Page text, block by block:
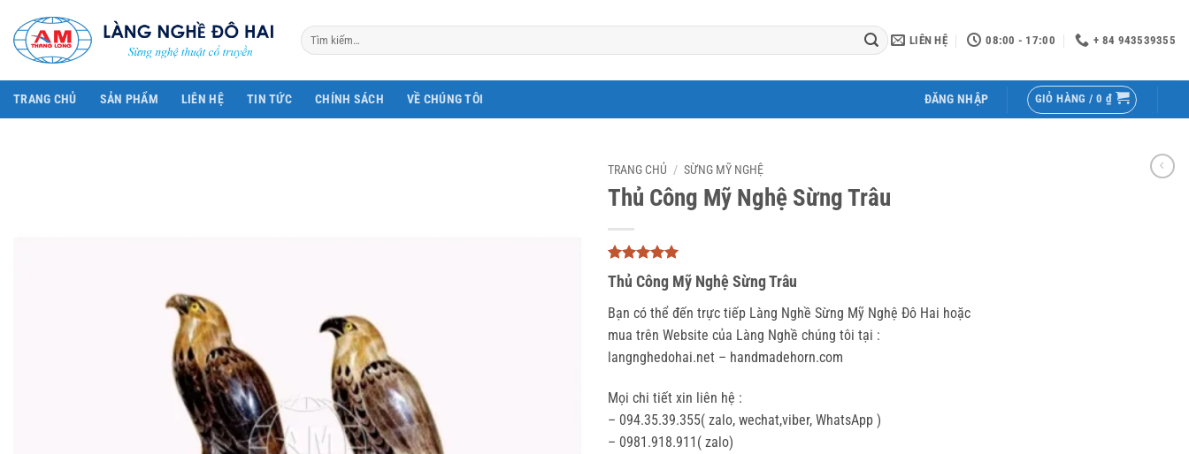
qua
nội
dung
Tìm
kiếm:
LIÊN HỆ 08:00 - 17:00 + 84 943539355
TRANG CHỦ SẢN PHẨM LIÊN HỆ TIN TỨC CHÍNH SÁCH VỀ CHÚNG TÔI ĐĂNG NHẬP GIỎ HÀNG / 0 ₫
TRANG CHỦ / SỪNG MỸ NGHỆ
Thủ Công Mỹ Nghệ Sừng Trâu
5trên 5
dựa trên
3
Thủ Công Mỹ Nghệ Sừng Trâu
Bạn có thể đến trực tiếp Làng Nghề Sừng Mỹ Nghệ Đô Hai hoặc
mua trên Website của Làng Nghề chúng tôi tại :
langnghedohai.net – handmadehorn.com
Mọi chi tiết xin liên hệ :
– 094.35.39.355( zalo, wechat,viber, WhatsApp )
– 0981.918.911( zalo)